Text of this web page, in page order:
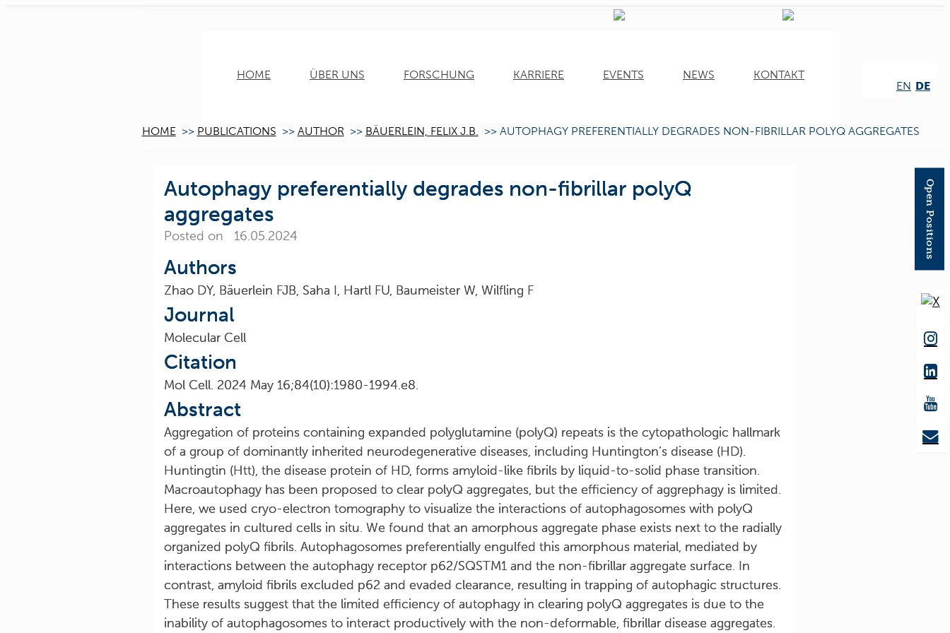
HOME ÜBER UNS FORSCHUNG KARRIERE EVENTS NEWS
KONTAKT
EN DE
HOME >> PUBLICATIONS >> AUTHOR >> BÄUERLEIN, FELIX J.B. >> AUTOPHAGY PREFERENTIALLY DEGRADES NON-FIBRILLAR POLYQ AGGREGATES
Autophagy preferentially degrades non-fibrillar polyQ
aggregates
Posted on 16.05.2024
Authors
Zhao DY, Bäuerlein FJB, Saha I, Hartl FU, Baumeister W, Wilfling F
Journal
Molecular Cell
Citation
Mol Cell. 2024 May 16;84(10):1980-1994.e8.
Abstract
Aggregation of proteins containing expanded polyglutamine (polyQ) repeats is the cytopathologic hallmark
of a group of dominantly inherited neurodegenerative diseases, including Huntington’s disease (HD).
Huntingtin (Htt), the disease protein of HD, forms amyloid-like fibrils by liquid-to-solid phase transition.
Macroautophagy has been proposed to clear polyQ aggregates, but the efficiency of aggrephagy is limited.
Here, we used cryo-electron tomography to visualize the interactions of autophagosomes with polyQ
aggregates in cultured cells in situ. We found that an amorphous aggregate phase exists next to the radially
organized polyQ fibrils. Autophagosomes preferentially engulfed this amorphous material, mediated by
interactions between the autophagy receptor p62/SQSTM1 and the non-fibrillar aggregate surface. In
contrast, amyloid fibrils excluded p62 and evaded clearance, resulting in trapping of autophagic structures.
These results suggest that the limited efficiency of autophagy in clearing polyQ aggregates is due to the
inability of autophagosomes to interact productively with the non-deformable, fibrillar disease aggregates.
Open Positions